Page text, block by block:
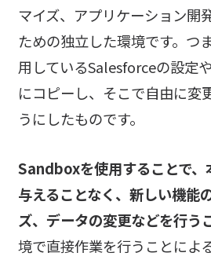
マイズ、アプリケーション開
ための独立した環境です。つ
用しているSalesforceの設定
にコピーし、そこで自由に変
うにしたものです。
Sandboxを使用することで、
与えることなく、新しい機能
ズ、データの変更などを行う
境で直接作業を行うことによ